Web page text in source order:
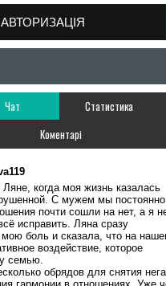
АВТОРИЗАЦІЯ
Чат
Статистика
Коментарі